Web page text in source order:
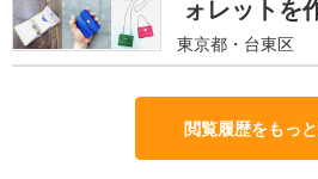
ォレットを
東京都・台東区
閲覧履歴をもっ